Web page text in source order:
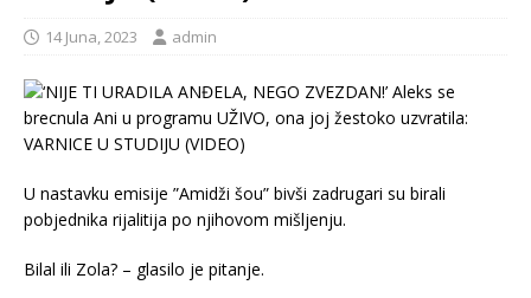
14 Juna, 2023 admin
U nastavku emisije ”Amidži šou” bivši zadrugari su birali
pobjednika rijalitija po njihovom mišljenju.
Bilal ili Zola? – glasilo je pitanje.